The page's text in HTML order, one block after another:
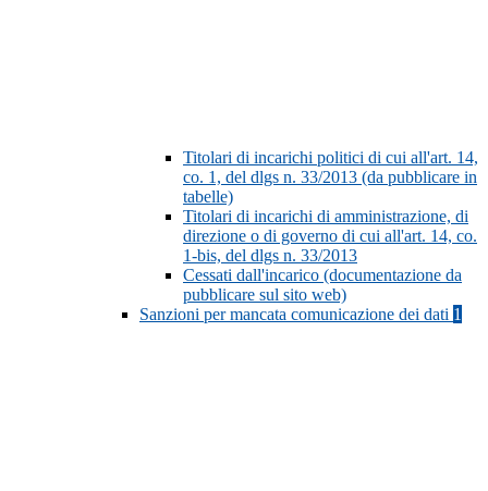
Titolari di incarichi politici di cui all'art. 14,
co. 1, del dlgs n. 33/2013 (da pubblicare in
tabelle)
Titolari di incarichi di amministrazione, di
direzione o di governo di cui all'art. 14, co.
1-bis, del dlgs n. 33/2013
Cessati dall'incarico (documentazione da
pubblicare sul sito web)
Sanzioni per mancata comunicazione dei dati 1